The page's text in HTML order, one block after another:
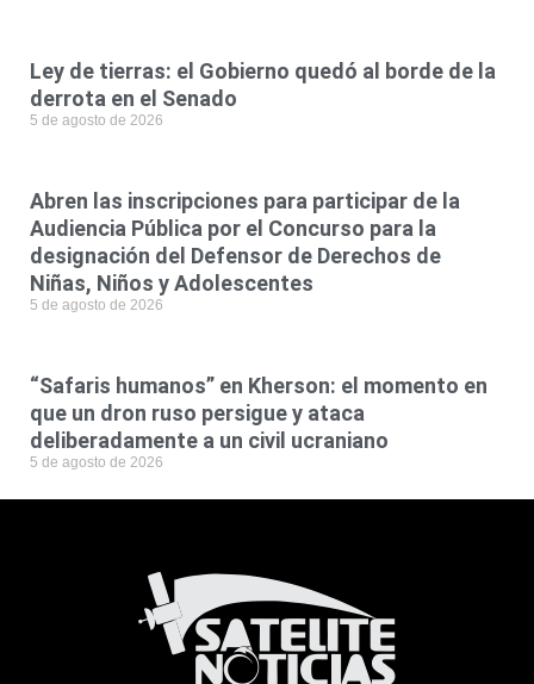
Ley de tierras: el Gobierno quedó al borde de la
derrota en el Senado
5 de agosto de 2026
Abren las inscripciones para participar de la
Audiencia Pública por el Concurso para la
designación del Defensor de Derechos de
Niñas, Niños y Adolescentes
5 de agosto de 2026
“Safaris humanos” en Kherson: el momento en
que un dron ruso persigue y ataca
deliberadamente a un civil ucraniano
5 de agosto de 2026